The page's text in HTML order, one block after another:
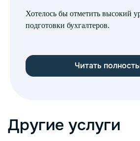
Хотелось бы отметить высокий
подготовки бухгалтеров.
Читать
Другие услуги